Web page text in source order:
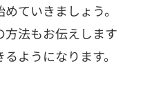
ていきましょう。
法もお伝えします
ようになります。